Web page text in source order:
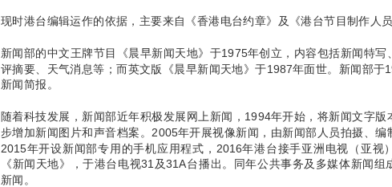
现时港台编辑运作的依据，主要来自《香港电台约章》及《港台节目制作人员
新闻部的中文王牌节目《晨早新闻天地》于1975年创立，内容包括新闻特
评摘要、天气消息等；而英文版《晨早新闻天地》于1987年面世。新闻部于
新闻简报。
随着科技发展，新闻部近年积极发展网上新闻，1994年开始，将新闻文字
步增加新闻图片和声音档案。2005年开展视像新闻，由新闻部人员拍摄、编
2015年开设新闻部专用的手机应用程式，2016年港台接手亚洲电视（亚视
《新闻天地》，于港台电视31及31A台播出。同年公共事务及多媒体新闻
新闻。